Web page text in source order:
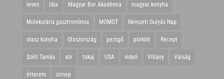
leves liba Magyar Bor Akadémia magyar konyha
Molekuláris gasztronómia MOMOT Nemzeti Gulyás Nap
olasz konyha Olaszország pezsgő pörkölt Recept
Széll Tamás sör tokaj USA videó Villány Válság
étterem ünnep